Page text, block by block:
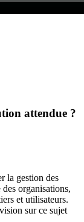
attendue ?
la gestion des
organisations,
et utilisateurs.
sur ce sujet